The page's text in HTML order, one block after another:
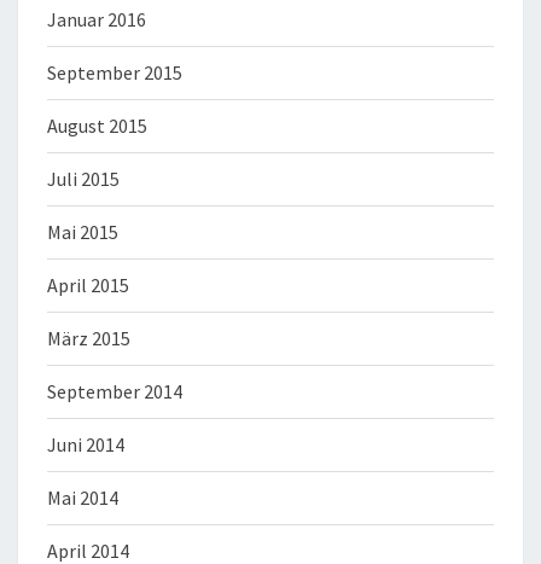
Januar 2016
September 2015
August 2015
Juli 2015
Mai 2015
April 2015
März 2015
September 2014
Juni 2014
Mai 2014
April 2014